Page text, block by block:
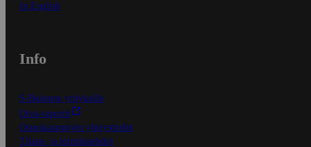
In English
Info
S-Business yrityksille
Oiva-raportit
Osuuskauppojen yhteystiedot
Tilaus- ja toimitusehdot